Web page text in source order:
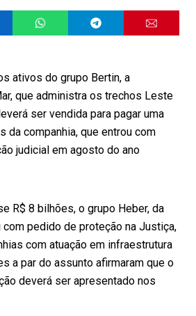
ativos do grupo Bertin, a
que administra os trechos Leste
ser vendida para pagar uma
da companhia, que entrou com
judicial em agosto do ano
R$ 8 bilhões, o grupo Heber, da
pedido de proteção na Justiça,
com atuação em infraestrutura
a par do assunto afirmaram que o
deverá ser apresentado nos